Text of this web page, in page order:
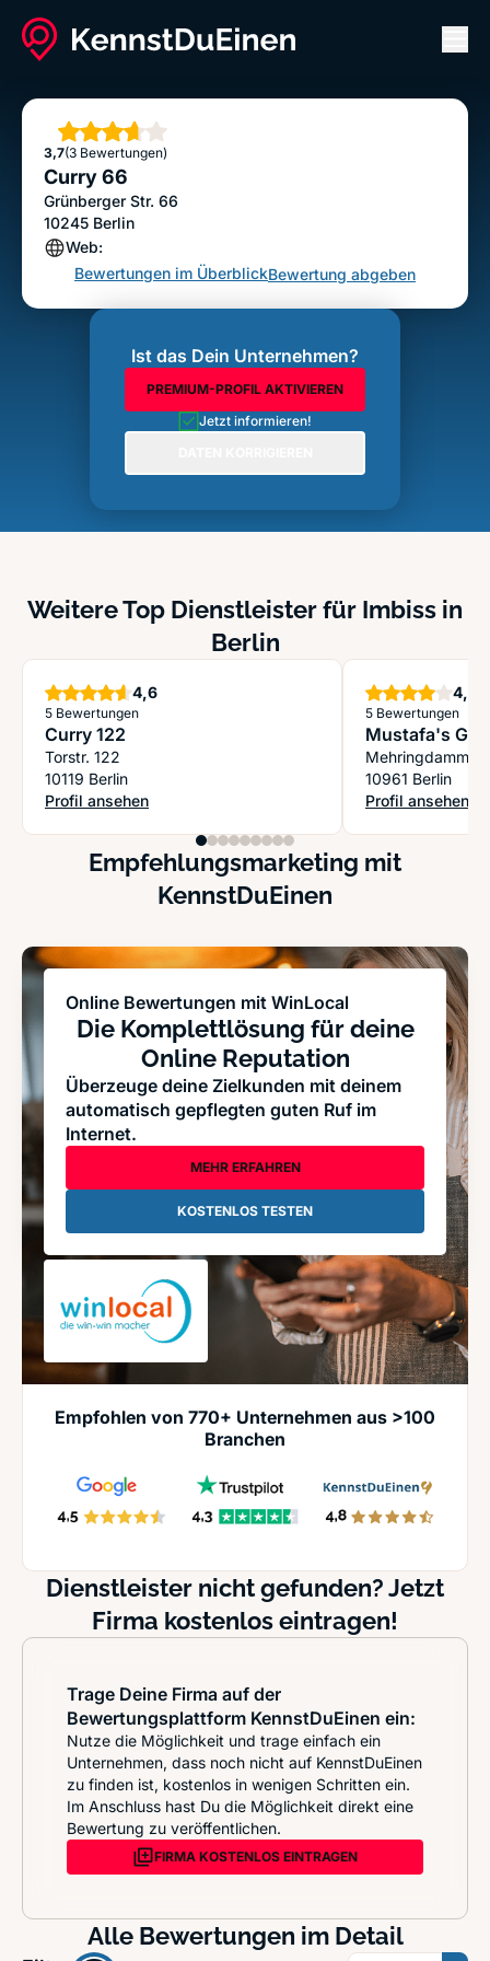
Curry 66
3,7
Sterne
(3 Bewertungen)
Curry 66
Grünberger Str. 66
10245 Berlin
Web:
Bewertungen im ÜberblickBewertung abgeben
Ist das Dein Unternehmen?
PREMIUM-PROFIL AKTIVIEREN
Jetzt informieren!
Weitere Top Dienstleister für Imbiss in
Berlin
4,6Sterne
5 Bewertungen
Curry 122
Torstr. 122
10119 Berlin
Profil ansehen
: Curry 122
4,0
5 Bewertungen
Mustafa's
Mehringdamm
10961 Berlin
Profil ansehen
: Mustafa's
Empfehlungsmarketing mit
KennstDuEinen
Online Bewertungen mit WinLocal
Die Komplettlösung für deine
Online Reputation
Überzeuge deine Zielkunden mit deinem
automatisch gepflegten guten Ruf im
Internet.
MEHR ERFAHREN
KOSTENLOS TESTEN
Empfohlen von 770+ Unternehmen aus >100
Branchen
Dienstleister nicht gefunden? Jetzt
Firma kostenlos eintragen!
Trage Deine Firma auf der
Bewertungsplattform KennstDuEinen ein:
Nutze die Möglichkeit und trage einfach ein
Unternehmen, dass noch nicht auf KennstDuEinen
zu finden ist, kostenlos in wenigen Schritten ein.
Im Anschluss hast Du die Möglichkeit direkt eine
Bewertung zu veröffentlichen.
FIRMA KOSTENLOS EINTRAGEN
Alle Bewertungen im Detail